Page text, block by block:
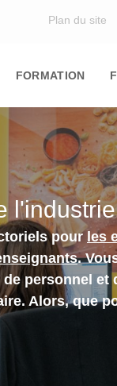
Plan du site
navigation
FORMATION
pour les
.
personnel et
Alors, que